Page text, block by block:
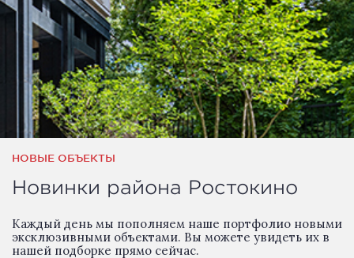
НОВЫЕ ОБЪЕКТЫ
Новинки района Ростокино
Каждый день мы пополняем наше портфолио новыми
эксклюзивными объектами. Вы можете увидеть их в
нашей подборке прямо сейчас.